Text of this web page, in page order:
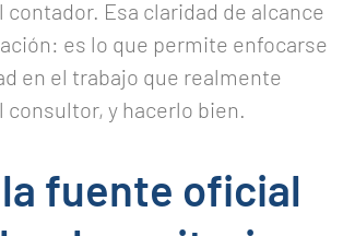
Esa claridad de alcance
es lo que permite enfocarse
en el trabajo que realmente
consultor, y hacerlo bien.
fuente oficial